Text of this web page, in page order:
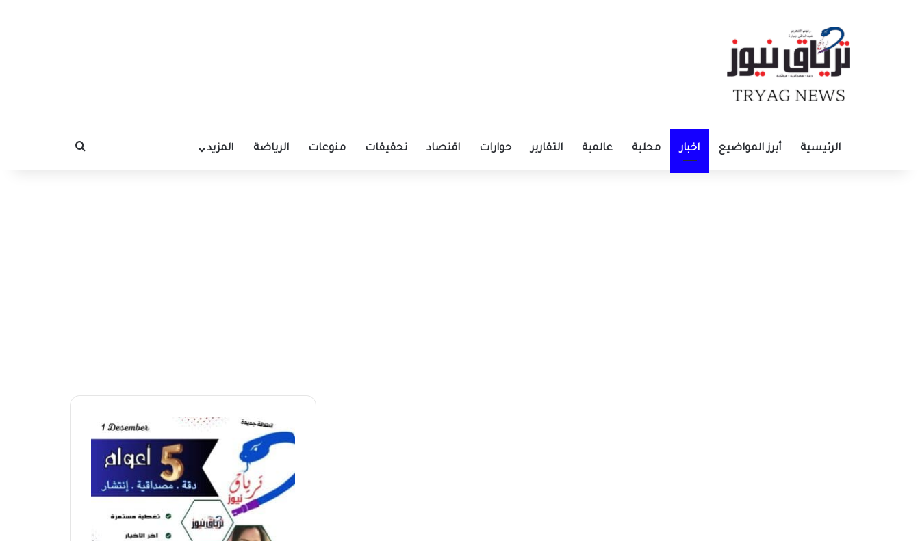
الرئيسية أبرز المواضيع اخبار محلية عالمية التقارير حوارات اقتصاد تحقيقات منوعات الرياضة المزيد بحث عن